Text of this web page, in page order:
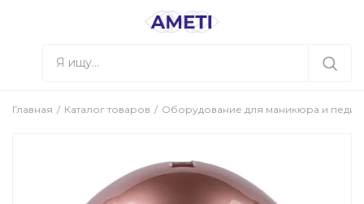
Главная Каталог товаров Оборудование для маникюра и